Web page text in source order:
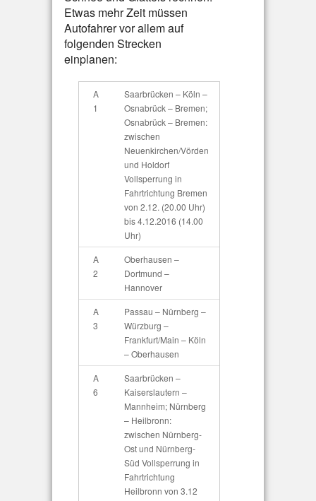
Etwas mehr Zeit müssen
Autofahrer vor allem auf
folgenden Strecken
einplanen:
A
1
Saarbrücken – Köln –
Osnabrück – Bremen;
Osnabrück – Bremen:
zwischen
Neuenkirchen/Vörden
und Holdorf
Vollsperrung in
Fahrtrichtung Bremen
von 2.12. (20.00 Uhr)
bis 4.12.2016 (14.00
Uhr)
A
2
Oberhausen –
Dortmund –
Hannover
A
3
Passau – Nürnberg –
Würzburg –
Frankfurt/Main – Köln
– Oberhausen
A
6
Saarbrücken –
Kaiserslautern –
Mannheim; Nürnberg
– Heilbronn:
zwischen Nürnberg-
Ost und Nürnberg-
Süd Vollsperrung in
Fahrtrichtung
Heilbronn von 3.12